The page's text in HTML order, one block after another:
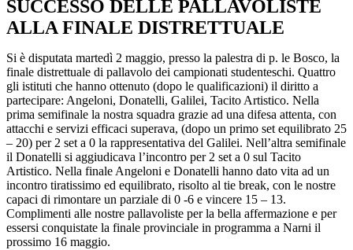
SUCCESSO DELLE PALLAVOLISTE
ALLA FINALE DISTRETTUALE
Si è disputata martedì 2 maggio, presso la palestra di p. le Bosco, la
finale distrettuale di pallavolo dei campionati studenteschi. Quattro
gli istituti che hanno ottenuto (dopo le qualificazioni) il diritto a
partecipare: Angeloni, Donatelli, Galilei, Tacito Artistico. Nella
prima semifinale la nostra squadra grazie ad una difesa attenta, con
attacchi e servizi efficaci superava, (dopo un primo set equilibrato 25
– 20) per 2 set a 0 la rappresentativa del Galilei. Nell’altra semifinale
il Donatelli si aggiudicava l’incontro per 2 set a 0 sul Tacito
Artistico. Nella finale Angeloni e Donatelli hanno dato vita ad un
incontro tiratissimo ed equilibrato, risolto al tie break, con le nostre
capaci di rimontare un parziale di 0 -6 e vincere 15 – 13.
Complimenti alle nostre pallavoliste per la bella affermazione e per
essersi conquistate la finale provinciale in programma a Narni il
prossimo 16 maggio.